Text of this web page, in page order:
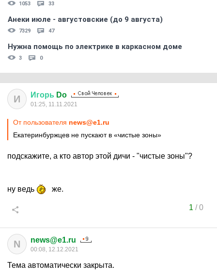
1053 33
Анеки июле - августовские (до 9 августа)
7329 47
Нужна помощь по электрике в каркасном доме
3 0
И Игорь Do
01:25, 11.11.2021
От пользователя news@e1.ru
Екатеринбуржцев не пускают в «чистые зоны»
подскажите, а кто автор этой дичи - "чистые зоны"?
ну ведь же.
1 /0
N news@e1.ru
00:08, 12.12.2021
Тема автоматически закрыта.